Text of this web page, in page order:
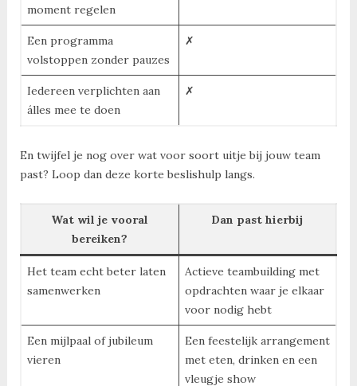
moment regelen
Een programma
volstoppen zonder pauzes
✗
Iedereen verplichten aan
álles mee te doen
✗
En twijfel je nog over wat voor soort uitje bij jouw team
past? Loop dan deze korte beslishulp langs.
Wat wil je vooral
bereiken?
Dan past hierbij
Het team echt beter laten
samenwerken
Actieve teambuilding met
opdrachten waar je elkaar
voor nodig hebt
Een mijlpaal of jubileum
vieren
Een feestelijk arrangement
met eten, drinken en een
vleugje show